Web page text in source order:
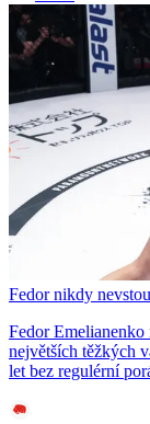
Fedor nikdy
Fedor Emelianenko
největších těžkých
let bez regulérní